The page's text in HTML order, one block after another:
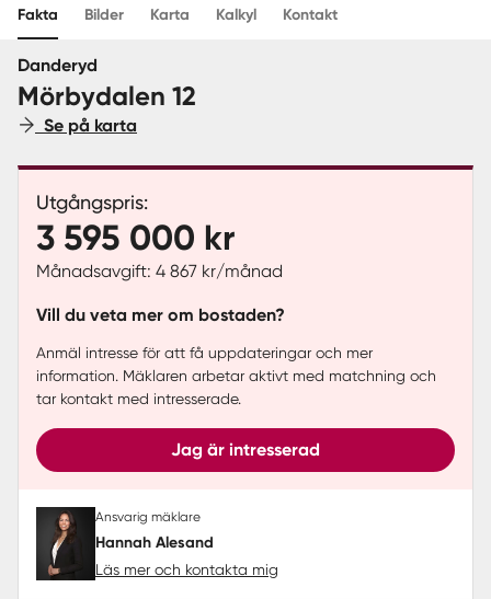
Sverige Spanien
Fakta Bilder Karta Kalkyl Kontakt
Danderyd
Mörbydalen 12
Se på karta
Utgångspris:
3 595 000 kr
Månadsavgift: 4 867 kr/månad
Vill du veta mer om bostaden?
Anmäl intresse för att få uppdateringar och mer
information. Mäklaren arbetar aktivt med matchning och
tar kontakt med intresserade.
Jag är intresserad
Ansvarig mäklare
Hannah Alesand
Läs mer och kontakta mig